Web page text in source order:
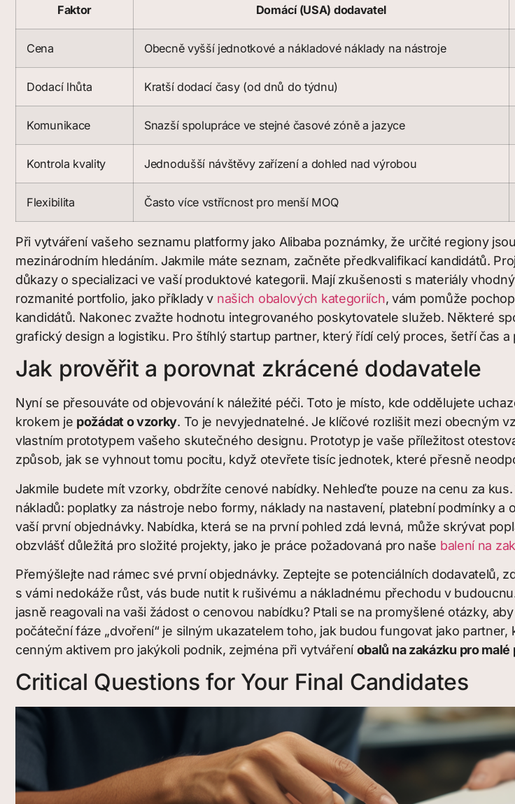
Faktor Domácí (USA) dodavatel
Cena Obecně vyšší jednotkové a nákladové náklady na nástroje
Dodací lhůta Kratší dodací časy (od dnů do týdnu)
Komunikace Snazší spolupráce ve stejné časové zóně a jazyce
Kontrola kvality Jednodušší návštěvy zařízení a dohled nad výrobou
Flexibilita Často více vstřícnost pro menší MOQ
Při vytváření vašeho seznamu platformy jako Alibaba poznámky, že určité regiony
mezinárodním hledáním. Jakmile máte seznam, začněte předkvalifikací kandidátů.
důkazy o specializaci ve vaší produktové kategorii. Mají zkušenosti s materiály
rozmanité portfolio, jako příklady v našich obalových kategoriích, vám pomůže
kandidátů. Nakonec zvažte hodnotu integrovaného poskytovatele služeb. Některé
grafický design a logistiku. Pro štíhlý startup partner, který řídí celý proces, šetří čas
Jak prověřit a porovnat zkrácené dodavatele
Nyní se přesouváte od objevování k náležité péči. Toto je místo, kde oddělujete
krokem je požádat o vzorky. To je nevyjednatelné. Je klíčové rozlišit mezi obecným
vlastním prototypem vašeho skutečného designu. Prototyp je vaše příležitost
způsob, jak se vyhnout tomu pocitu, když otevřete tisíc jednotek, které přesně
Jakmile budete mít vzorky, obdržíte cenové nabídky. Nehleďte pouze na cenu za
nákladů: poplatky za nástroje nebo formy, náklady na nastavení, platební podmínky
vaší první objednávky. Nabídka, která se na první pohled zdá levná, může skrývat
obzvlášť důležitá pro složité projekty, jako je práce požadovaná pro naše balení na
Přemýšlejte nad rámec své první objednávky. Zeptejte se potenciálních dodavatelů,
s vámi nedokáže růst, vás bude nutit k rušivému a nákladnému přechodu v
jasně reagovali na vaši žádost o cenovou nabídku? Ptali se na promyšlené otázky,
počáteční fáze „dvoření“ je silným ukazatelem toho, jak budou fungovat jako
cenným aktivem pro jakýkoli podnik, zejména při vytvářeníobalů na zakázku pro
Critical Questions for Your Final Candidates